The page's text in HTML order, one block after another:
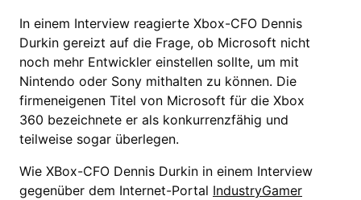
In einem Interview reagierte Xbox-CFO Dennis
Durkin gereizt auf die Frage, ob Microsoft nicht
noch mehr Entwickler einstellen sollte, um mit
Nintendo oder Sony mithalten zu können. Die
firmeneigenen Titel von Microsoft für die Xbox
360 bezeichnete er als konkurrenzfähig und
teilweise sogar überlegen.
Wie XBox-CFO Dennis Durkin in einem Interview
gegenüber dem Internet-Portal IndustryGamer